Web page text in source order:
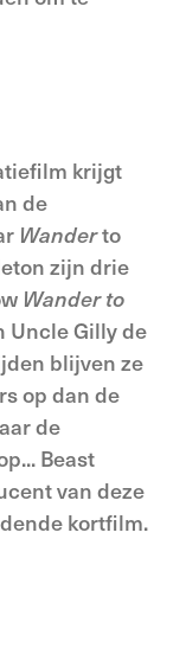
krijgt
de
Wanderto
zijn drie
Wander to
Uncle Gilly de
blijven ze
op dan de
de
Beast
van deze
kortfilm.